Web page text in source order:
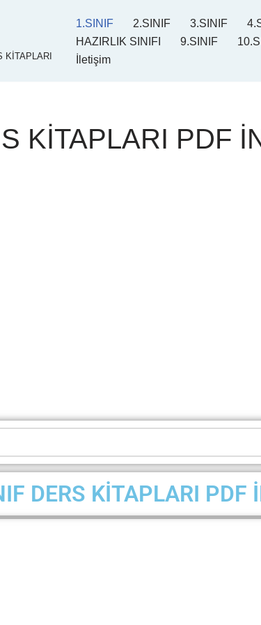
KİTAPLARI
1.SINIF 2.SINIF 3.SINIF
HAZIRLIK SINIFI
9.SINIF
İletişim
KİTAPLARI PDF
DERS KİTAPLARI PDF